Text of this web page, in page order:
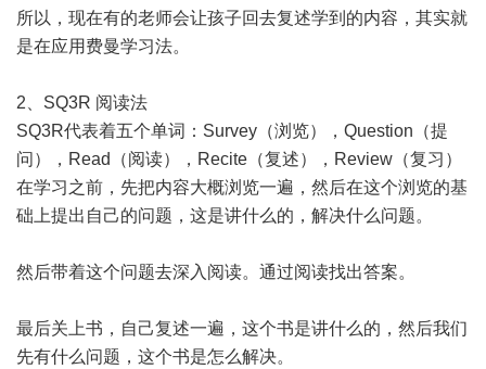
所以，现在有的老师会让孩子回去复述学到的内容，其实就
是在应用费曼学习法。
2、SQ3R 阅读法
SQ3R代表着五个单词：Survey（浏览），Question（提
问），Read（阅读），Recite（复述），Review（复习）
在学习之前，先把内容大概浏览一遍，然后在这个浏览的基
础上提出自己的问题，这是讲什么的，解决什么问题。
然后带着这个问题去深入阅读。通过阅读找出答案。
最后关上书，自己复述一遍，这个书是讲什么的，然后我们
先有什么问题，这个书是怎么解决。